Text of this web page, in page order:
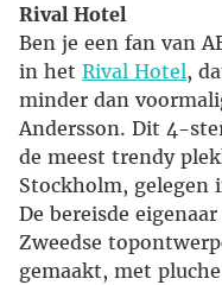
Rival Hotel
Ben je een fan van
in het Rival Hotel,
minder dan
Andersson. Dit 4-
de meest trendy
Stockholm, gelegen
De bereisde
Zweedse
gemaakt, met